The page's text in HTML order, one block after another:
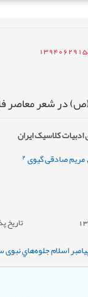
در شعر معاصر
,مریم صادقی گیوی2
تاریخ
اسلام جلوه‌هاي نبوی